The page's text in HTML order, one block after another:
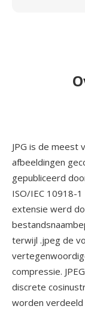
JPG is de meest
afbeeldingen
gepubliceerd
ISO/IEC 10918-
extensie werd
terwijl .jpeg de
compressie.
discrete
worden